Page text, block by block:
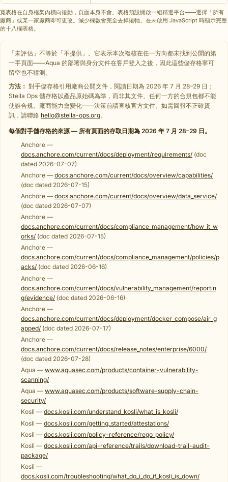
寬表格在自身框架內橫向捲動，頁面本身不會。表格預設開啟一組精選平台——選擇「所有
廠商」或某一家廠商即可更改。減少欄數會完全去掉捲軸。在未啟用 JavaScript 時顯示完整
的十八欄表格。
「未評估」不等於「不提供」。它表示本次複核在任一方向都未找到公開的第
一手頁面——Aqua 的部署與身分文件在客戶登入之後，因此這些儲存格寧可
留空也不猜測。
方法： 對手儲存格引用廠商公開文件，閱讀日期為 2026 年 7 月 28–29 日；
Stella Ops 儲存格以產品原始碼為準，而非其文件。任何一方的合規包都不能
使誰合規。廠商能力會變化——決策前請查核官方文件。如需回報不正確資
訊，請聯絡 hello@stella-ops.org。
每個對手儲存格的來源 — 所有頁面的存取日期為 2026 年 7 月 28–29 日。
Anchore —
docs.anchore.com/current/docs/deployment/requirements/ (doc
dated 2026-07-07)
Anchore — docs.anchore.com/current/docs/overview/capabilities/
(doc dated 2026-07-15)
Anchore — docs.anchore.com/current/docs/overview/data_service/
(doc dated 2026-07-07)
Anchore —
docs.anchore.com/current/docs/compliance_management/how_it_w
orks/ (doc dated 2026-07-15)
Anchore —
docs.anchore.com/current/docs/compliance_management/policies/p
acks/ (doc dated 2026-06-16)
Anchore —
docs.anchore.com/current/docs/vulnerability_management/reportin
g/evidence/ (doc dated 2026-06-16)
Anchore —
docs.anchore.com/current/docs/deployment/docker_compose/air_g
apped/ (doc dated 2026-07-17)
Anchore —
docs.anchore.com/current/docs/release_notes/enterprise/6000/
(doc dated 2026-07-28)
Aqua — www.aquasec.com/products/container-vulnerability-
scanning/
Aqua — www.aquasec.com/products/software-supply-chain-
security/
Kosli — docs.kosli.com/understand_kosli/what_is_kosli/
Kosli — docs.kosli.com/getting_started/attestations/
Kosli — docs.kosli.com/policy-reference/rego_policy/
Kosli — docs.kosli.com/api-reference/trails/download-trail-audit-
package/
Kosli —
docs.kosli.com/troubleshooting/what_do_i_do_if_kosli_is_down/